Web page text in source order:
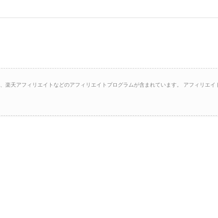
天アフィリエイトなどのアフィリエイトプログラムが含まれています。 アフィリエイ